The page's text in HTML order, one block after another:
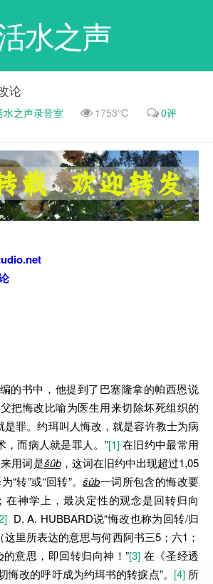
水之声
论
水之声录音室 1753℃
0评
的书中，他提到了巴塞隆拿的帕西恩说
把悔改比喻为医生用来切除坏死组织的
是罪。约珥叫人悔改，就是容许教士为病
，而病人就是罪人。”[1]在旧约中最常用
用词是šûb，这词在旧约中出现超过1,05
“转”或“回转”。šûb一词所包含的悔改要
在神学上，最决定性的观念是回转归向
D. A. HUBBARD说“悔改也称为回转/归
里所表达的意思与何西阿书三5；六1；
的意思，即回转归向神！”[3] 在《圣经透
悔改的呼吁成为约珥书的转捩点”。 [4]所